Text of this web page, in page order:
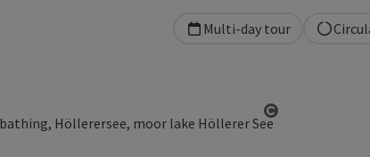
Open
Multi-day tour